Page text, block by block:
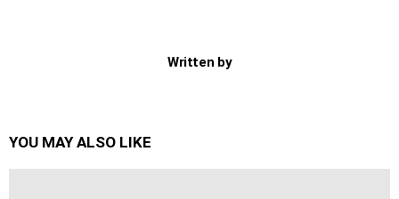
Written by
YOU MAY ALSO LIKE